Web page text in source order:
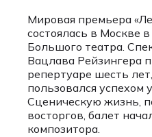
Мировая премьера
состоялась в Москве
Большого театра.
Вацлава Рейзингера
репертуаре шесть
пользовался успехом
Сценическую жизнь,
восторгов, балет
композитора.